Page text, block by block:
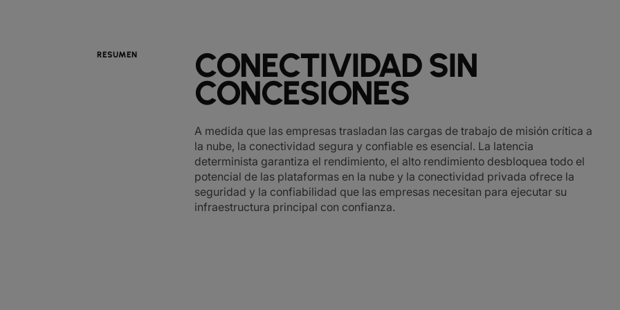
RESUMEN CONECTIVIDAD SIN
CONCESIONES
A medida que las empresas trasladan las cargas de trabajo de misión crítica a
la nube, la conectividad segura y confiable es esencial. La latencia
determinista garantiza el rendimiento, el alto rendimiento desbloquea todo el
potencial de las plataformas en la nube y la conectividad privada ofrece la
seguridad y la confiabilidad que las empresas necesitan para ejecutar su
infraestructura principal con confianza.